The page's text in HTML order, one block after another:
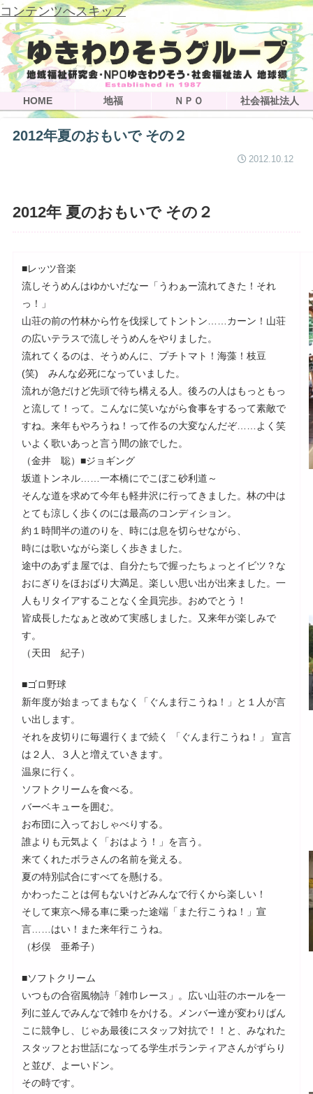
コンテンツへスキップ
HOME 地福 ＮＰＯ 社会福祉法人
2012年夏のおもいで その２
2012.10.12
2012年 夏のおもいで その２
■レッツ音楽
流しそうめんはゆかいだなー「うわぁー流れてきた！それ
っ！」
山荘の前の竹林から竹を伐採してトントン……カーン！山荘
の広いテラスで流しそうめんをやりました。
流れてくるのは、そうめんに、プチトマト！海藻！枝豆
(笑) みんな必死になっていました。
流れが急だけど先頭で待ち構える人。後ろの人はもっともっ
と流して！って。こんなに笑いながら食事をするって素敵で
すね。来年もやろうね！って作るの大変なんだぞ……よく笑
いよく歌いあっと言う間の旅でした。
（金井 聡）■ジョギング
坂道トンネル……一本橋にでこぼこ砂利道～
そんな道を求めて今年も軽井沢に行ってきました。林の中は
とても涼しく歩くのには最高のコンディション。
約１時間半の道のりを、時には息を切らせながら、
時には歌いながら楽しく歩きました。
途中のあずま屋では、自分たちで握ったちょっとイビツ？な
おにぎりをほおばり大満足。楽しい思い出が出来ました。一
人もリタイアすることなく全員完歩。おめでとう！
皆成長したなぁと改めて実感しました。又来年が楽しみで
す。
（天田 紀子）
■ゴロ野球
新年度が始まってまもなく「ぐんま行こうね！」と１人が言
い出します。
それを皮切りに毎週行くまで続く 「ぐんま行こうね！」 宣言
は２人、３人と増えていきます。
温泉に行く。
ソフトクリームを食べる。
バーベキューを囲む。
お布団に入っておしゃべりする。
誰よりも元気よく「おはよう！」を言う。
来てくれたボラさんの名前を覚える。
夏の特別試合にすべてを懸ける。
かわったことは何もないけどみんなで行くから楽しい！
そして東京へ帰る車に乗った途端「また行こうね！」宣
言……はい！また来年行こうね。
（杉俣 亜希子）
■ソフトクリーム
いつもの合宿風物詩「雑巾レース」。広い山荘のホールを一
列に並んでみんなで雑巾をかける。メンバー達が変わりばん
こに競争し、じゃあ最後にスタッフ対抗で！！と、みなれた
スタッフとお世話になってる学生ボランティアさんがずらり
と並び、よーいドン。
その時です。